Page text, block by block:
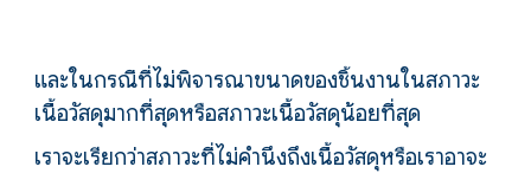
และในกรณีที่ไม่พิจารณาขนาดของชิ้นงานในสภาวะ
เนื้อวัสดุมากที่สุดหรือสภาวะเนื้อวัสดุน้อยที่สุด
เราจะเรียกว่าสภาวะที่ไม่คำนึงถึงเนื้อวัสดุหรือเราอาจะ